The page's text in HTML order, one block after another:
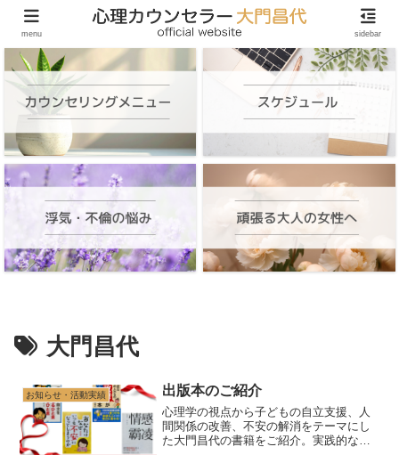
頑張る大人の女性のためのオンラインカウンセリング
大門昌代
お知らせ・活動実績 出版本のご紹介
心理学の視点から子どもの自立支援、人
間関係の改善、不安の解消をテーマにし
た大門昌代の書籍をご紹介。実践的なア
menu sidebar